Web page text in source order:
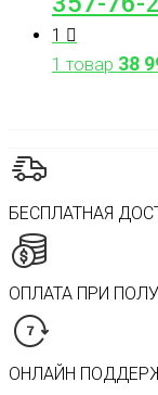
1
1 товар 38
БЕСПЛАТНАЯ
ОПЛАТА ПРИ
ОНЛАЙН